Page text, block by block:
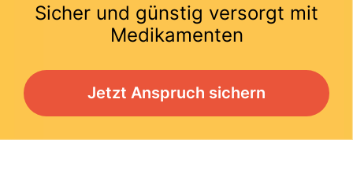
Sicher und günstig versorgt mit
Medikamenten
Jetzt Anspruch sichern